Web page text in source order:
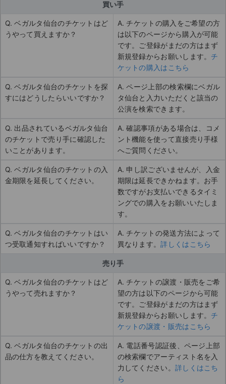
買い手
Q. ベガルタ仙台のチケットはど
うやって買えますか？
A. チケットの購入をご希望の方
は以下のページから購入が可能
です。ご登録がまだの方はまず
新規登録からお願いします。 チ
ケットの購入はこちら
Q. ベガルタ仙台のチケットを探
すにはどうしたらいいですか？
A. ページ上部の検索欄にベガル
タ仙台と入力いただくと該当の
公演を検索できます。
Q. 出品されているベガルタ仙台
のチケットで売り手に確認した
いことがあります。
A. 確認事項がある場合は、コメ
ント機能を使って直接売り手様
へご質問ください。
Q. ベガルタ仙台のチケットの入
金期限を延長してください。
A. 申し訳ございませんが、入金
期限は延長できかねます。お手
数ですがお支払いできるタイミ
ングでの購入をお願いいたしま
す。
Q. ベガルタ仙台のチケットはい
つ受取通知すればいいですか？
A. チケットの発送方法によって
異なります。詳しくはこちら
売り手
Q. ベガルタ仙台のチケットはど
うやって売れますか？
A. チケットの譲渡・販売をご希
望の方は以下のページから可能
です。ご登録がまだの方はまず
新規登録からお願いします。 チ
ケットの譲渡・販売はこちら
Q. ベガルタ仙台のチケットの出
品の仕方を教えてください。
A. 電話番号認証後、ページ上部
の検索欄でアーティスト名を入
力してください。 詳しくはこち
ら